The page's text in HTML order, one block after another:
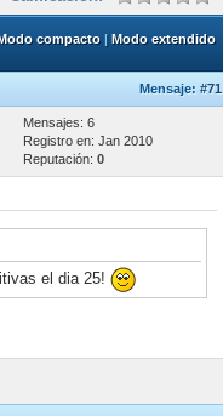
compacto|Modo extendido
Mensaje: #71
Mensajes: 6
Registro en: Jan 2010
Reputación: 0
el dia 25!